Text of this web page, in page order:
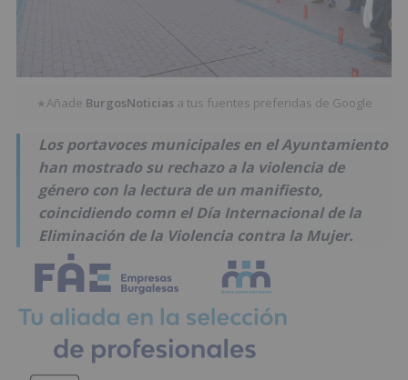
★Añade BurgosNoticias a tus fuentes preferidas de Google
Los portavoces municipales en el Ayuntamiento
han mostrado su rechazo a la violencia de
género con la lectura de un manifiesto,
coincidiendo comn el Día Internacional de la
Eliminación de la Violencia contra la Mujer.